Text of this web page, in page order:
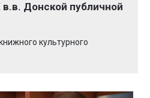
Донской публичной
культурного